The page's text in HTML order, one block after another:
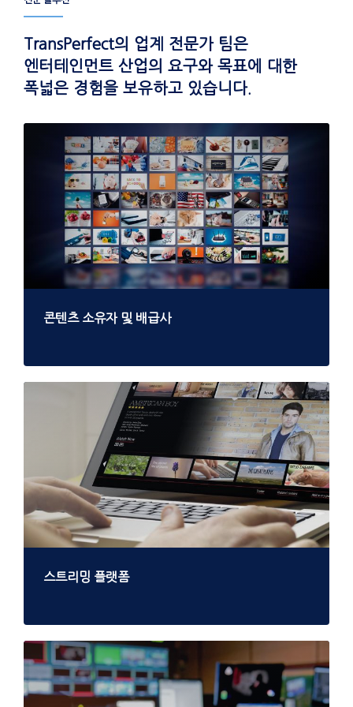
TransPerfect의 업계 전문가 팀은
엔터테인먼트 산업의 요구와 목표에 대한
폭넓은 경험을 보유하고 있습니다.
콘텐츠 소유자 및 배급사
스트리밍 플랫폼